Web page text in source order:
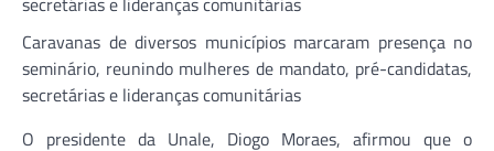
Caravanas de diversos municípios marcaram presença no
seminário, reunindo mulheres de mandato, pré-candidatas,
secretárias e lideranças comunitárias
O presidente da Unale, Diogo Moraes, afirmou que o